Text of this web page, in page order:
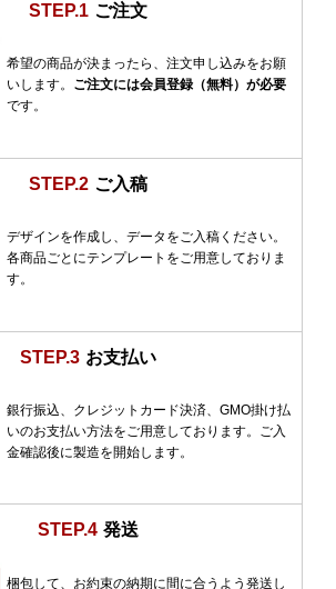
STEP.1 ご注文
希望の商品が決まったら、注文申し込みをお願
いします。 ご注文には会員登録（無料）が必要
です。
STEP.2 ご入稿
デザインを作成し、データをご入稿ください。
各商品ごとにテンプレートをご用意しておりま
す。
STEP.3 お支払い
銀行振込、クレジットカード決済、GMO掛け払
いのお支払い方法をご用意しております。ご入
金確認後に製造を開始します。
STEP.4 発送
梱包して、お約束の納期に間に合うよう発送し